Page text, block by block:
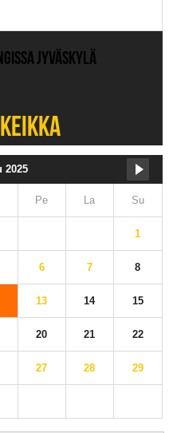
JYVÄSKYLÄ
2025
Pe La Su
1
6 7 8
13 14 15
20 21 22
27 28 29